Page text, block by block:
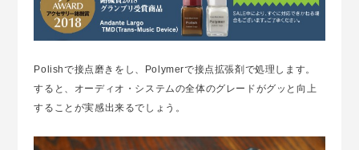
Polishで接点磨きをし、Polymerで接点拡張剤で処理します。
すると、オーディオ・システムの全体のグレードがグッと向上
することが実感出来るでしょう。